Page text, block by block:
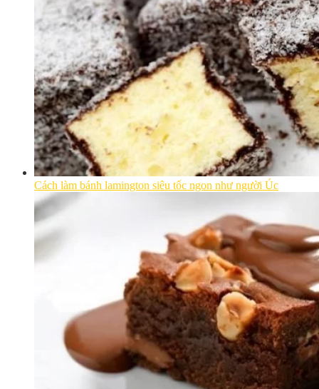
Cách làm bánh lamington siêu tốc ngon như người Úc